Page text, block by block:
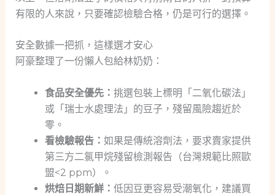
有限的人來說，只要確認檢驗合格，仍是可行的選擇。
安全數據一把抓，這樣選才安心
阿豪整理了一份懶人包給林奶奶：
食品安全優先： 挑選包裝上標明「二氧化碳法」
或「瑞士水處理法」的豆子，殘留風險趨近於
零。
看檢驗報告： 如果是傳統溶劑法，要求賣家提供
第三方二氯甲烷殘留檢測報告（台灣規範比照歐
盟<2 ppm）。
烘焙日期新鮮： 低因豆更容易受潮氧化，建議買